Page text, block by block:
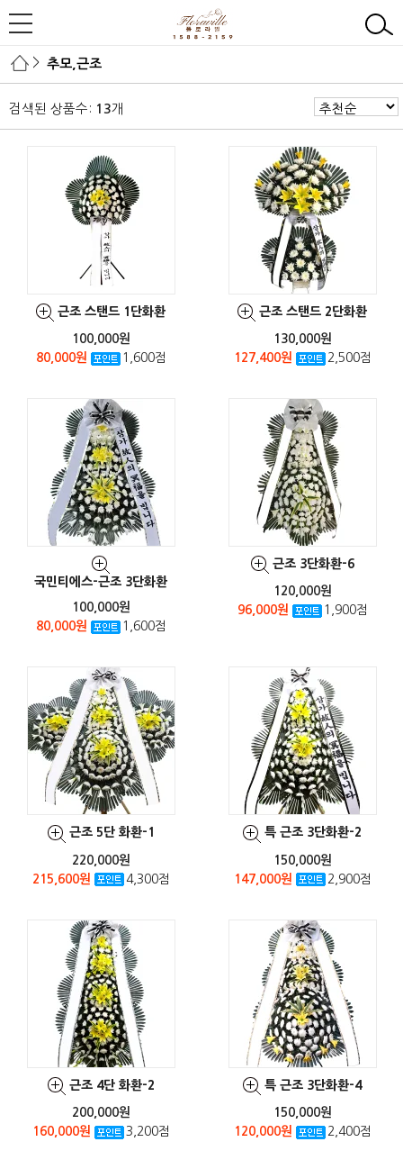
> 추모,근조
검색된 상품수: 13개
근조 스탠드 1단화환
100,000원
80,000원
1,600점
근조 스탠드 2단화환
130,000원
127,400원
2,500점
국민티에스-근조 3단화환
100,000원
80,000원
1,600점
근조 3단화환-6
120,000원
96,000원
1,900점
근조 5단 화환-1
220,000원
215,600원
4,300점
특 근조 3단화환-2
150,000원
147,000원
2,900점
근조 4단 화환-2
200,000원
160,000원
3,200점
특 근조 3단화환-4
150,000원
120,000원
2,400점